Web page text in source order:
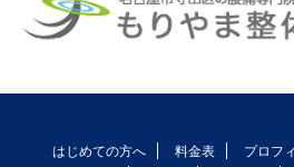
はじめての方へ 料金表 プロフ